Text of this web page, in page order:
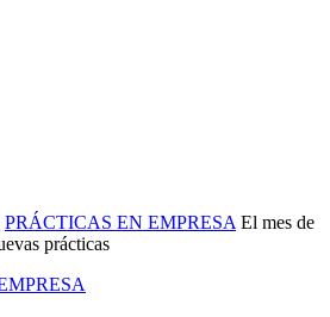
PRÁCTICAS EN EMPRESA El mes de
prácticas